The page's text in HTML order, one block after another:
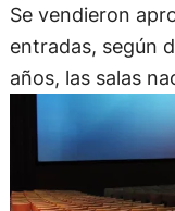
Se vendieron
entradas, según
años, las salas